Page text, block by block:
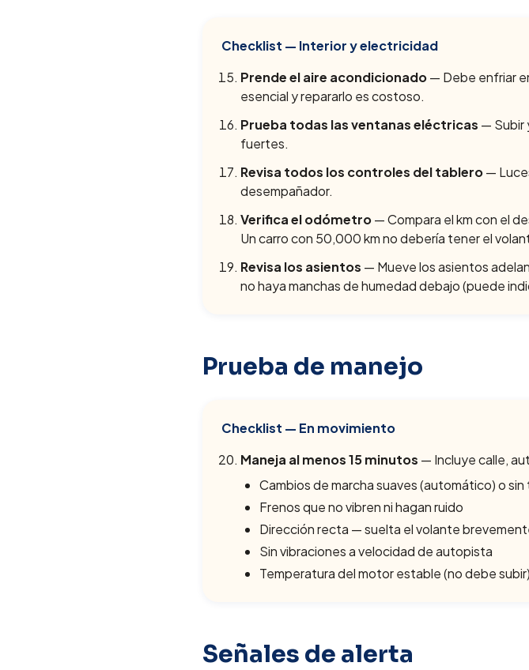
Checklist — Interior y electricidad
Prende el aire acondicionado— Debe enfriar
esencial y repararlo es costoso.
Prueba todas las ventanas eléctricas — Subir
fuertes.
Revisa todos los controles del tablero—
desempañador.
Verifica el odómetro— Compara el km con el
Un carro con 50,000 km no debería tener el
Revisa los asientos — Mueve los asientos
no haya manchas de humedad debajo (puede
Prueba de manejo
Checklist — En movimiento
Maneja al menos 15 minutos — Incluye calle,
Cambios de marcha suaves (automático) o sin
Frenos que no vibren ni hagan ruido
Dirección recta — suelta el volante
Sin vibraciones a velocidad de autopista
Temperatura del motor estable (no debe subir)
Señales de alerta